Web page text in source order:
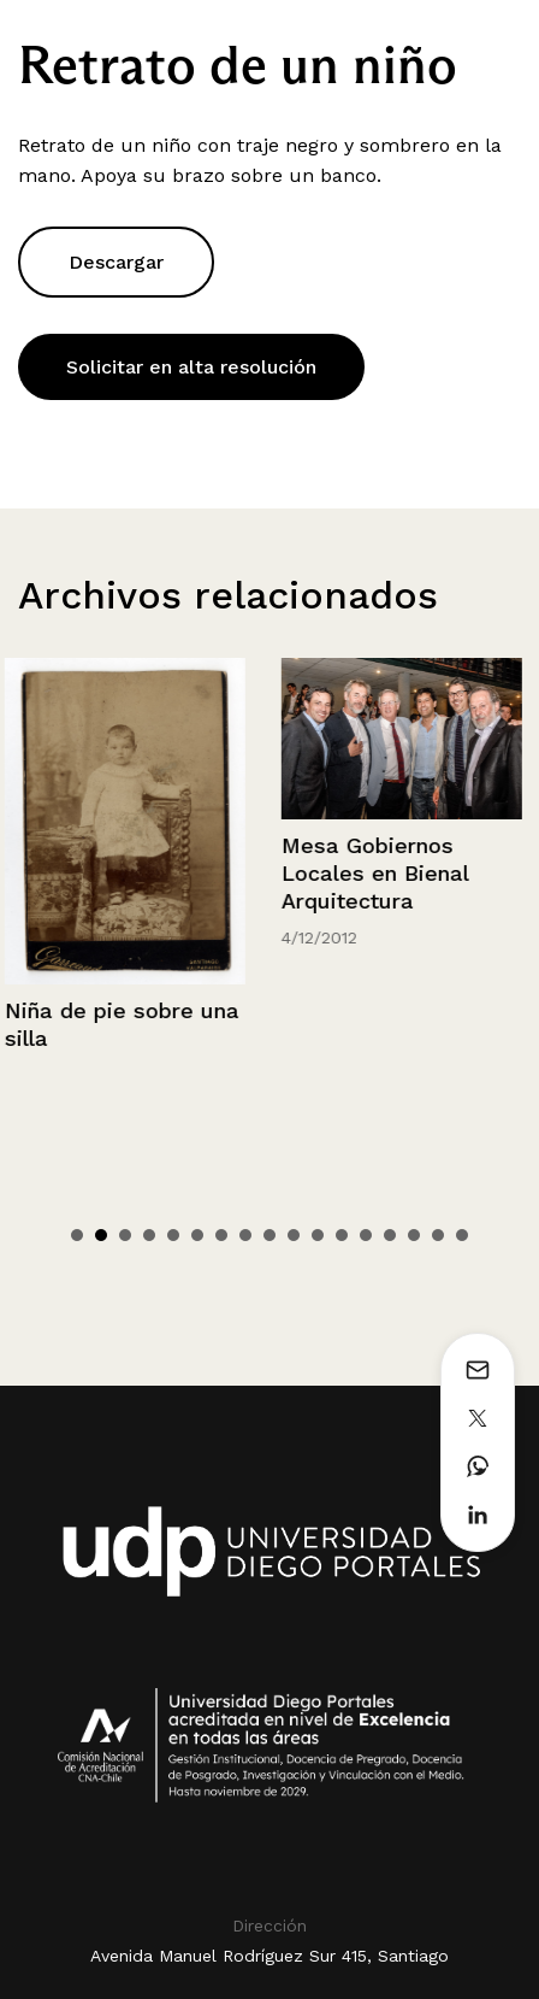
Retrato de un niño
Retrato de un niño con traje negro y sombrero en la
mano. Apoya su brazo sobre un banco.
Descargar
Solicitar en alta resolución
Archivos relacionados
Niña de pie sobre una
silla
Mesa Gobiernos
Locales en Bienal
Arquitectura
4/12/2012
Dirección
Avenida Manuel Rodríguez Sur 415, Santiago